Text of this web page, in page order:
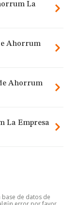
La
Ahorrum
Ahorrum
La Empresa
de datos de